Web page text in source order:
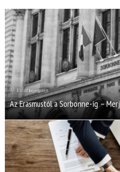
Előző bejegyzés
Az Erasmustól a Sorbonne-ig –